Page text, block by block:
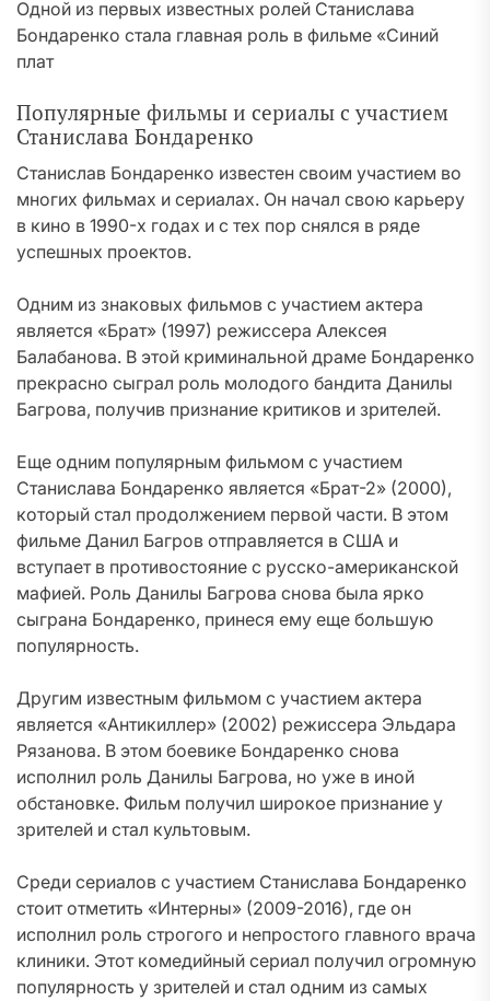
Одной из первых известных ролей Станислава
Бондаренко стала главная роль в фильме «Синий
плат
Популярные фильмы и сериалы с участием
Станислава Бондаренко
Станислав Бондаренко известен своим участием во
многих фильмах и сериалах. Он начал свою карьеру
в кино в 1990-х годах и с тех пор снялся в ряде
успешных проектов.
Одним из знаковых фильмов с участием актера
является «Брат» (1997) режиссера Алексея
Балабанова. В этой криминальной драме Бондаренко
прекрасно сыграл роль молодого бандита Данилы
Багрова, получив признание критиков и зрителей.
Еще одним популярным фильмом с участием
Станислава Бондаренко является «Брат-2» (2000),
который стал продолжением первой части. В этом
фильме Данил Багров отправляется в США и
вступает в противостояние с русско-американской
мафией. Роль Данилы Багрова снова была ярко
сыграна Бондаренко, принеся ему еще большую
популярность.
Другим известным фильмом с участием актера
является «Антикиллер» (2002) режиссера Эльдара
Рязанова. В этом боевике Бондаренко снова
исполнил роль Данилы Багрова, но уже в иной
обстановке. Фильм получил широкое признание у
зрителей и стал культовым.
Среди сериалов с участием Станислава Бондаренко
стоит отметить «Интерны» (2009-2016), где он
исполнил роль строгого и непростого главного врача
клиники. Этот комедийный сериал получил огромную
популярность у зрителей и стал одним из самых